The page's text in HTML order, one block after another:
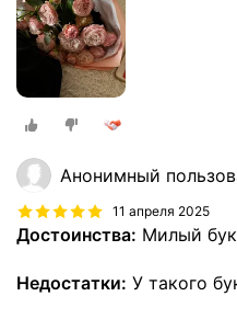
Анонимный
11 апреля 2025
Достоинства: Милый
Недостатки: У такого